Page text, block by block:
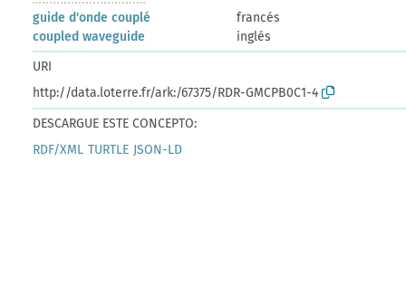
guide d'onde couplé
francés
coupled waveguide
inglés
URI
http://data.loterre.fr/ark:/67375/RDR-GMCPB0C1-4
DESCARGUE ESTE CONCEPTO:
RDF/XML TURTLE JSON-LD